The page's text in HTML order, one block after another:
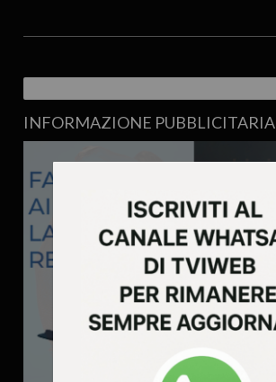
INFORMAZIONE PUBBLICITARIA